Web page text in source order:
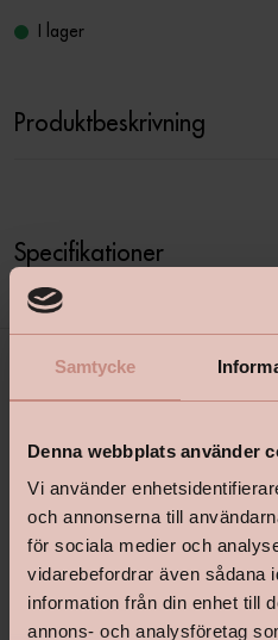
Samtycke
Denna webbplats använder
Vi använder
och annonserna till
för sociala medier och
vidarebefordrar även sådana
information från din enhet till
annons- och analysföretag
I lager
Produktbeskrivning
Specifikationer
shop@happyhomes.se
Vanliga frågor & svar